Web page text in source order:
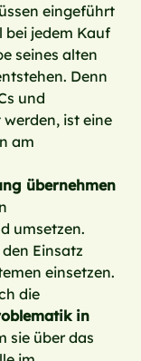
eingeführt
bei jedem Kauf
seines alten
Denn
und
ist eine
am
übernehmen
umsetzen.
Einsatz
einsetzen.
die
in
sie über das